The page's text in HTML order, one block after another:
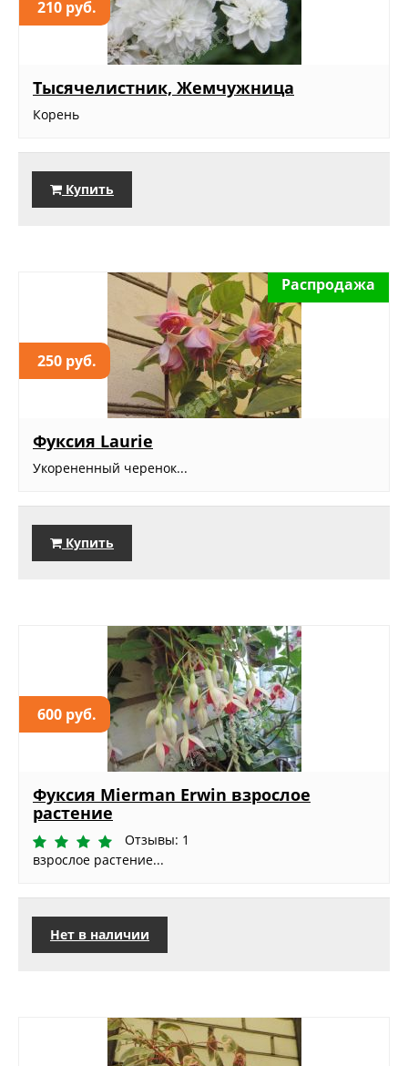
210 руб.
Тысячелистник, Жемчужница
Корень
Купить
250 руб.
Распродажа
Фуксия Lаurie
Укорененный черенок...
Купить
600 руб.
Фуксия Mierman Erwin взрослое
растение
Отзывы: 1
взрослое растение...
Нет в наличии